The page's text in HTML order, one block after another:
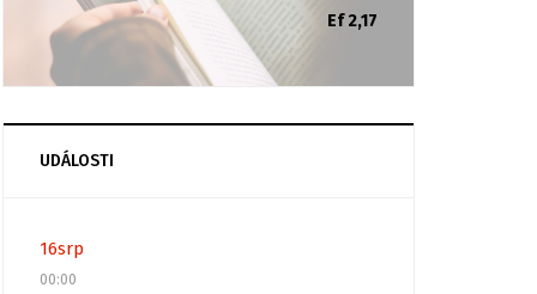
Ef 2,17
UDÁLOSTI
16srp
00:00